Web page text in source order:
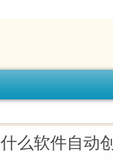
什么软件自动